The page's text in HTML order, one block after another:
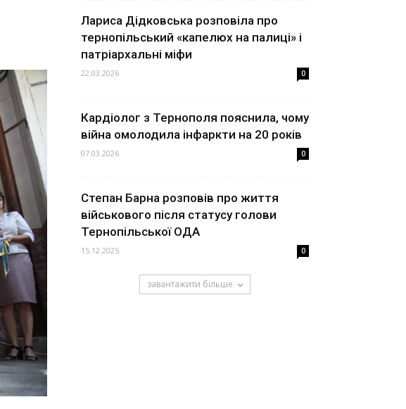
Лариса Дідковська розповіла про
тернопільський «капелюх на палиці» і
патріархальні міфи
22.03.2026 0
Кардіолог з Тернополя пояснила, чому
війна омолодила інфаркти на 20 років
07.03.2026 0
Степан Барна розповів про життя
військового після статусу голови
Тернопільської ОДА
15.12.2025 0
завантажити більше